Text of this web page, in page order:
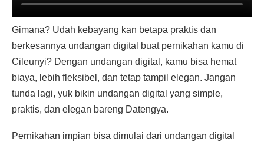
Gimana? Udah kebayang kan betapa praktis dan
berkesannya undangan digital buat pernikahan kamu di
Cileunyi? Dengan undangan digital, kamu bisa hemat
biaya, lebih fleksibel, dan tetap tampil elegan. Jangan
tunda lagi, yuk bikin undangan digital yang simple,
praktis, dan elegan bareng Datengya.
Pernikahan impian bisa dimulai dari undangan digital